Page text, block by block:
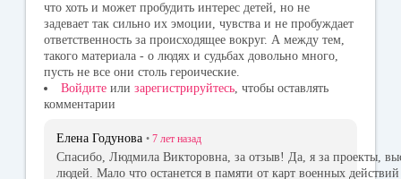
что хоть и может пробудить интерес детей, но не
задевает так сильно их эмоции, чувства и не пробуждает
ответственность за происходящее вокруг. А между тем,
такого материала - о людях и судьбах довольно много,
пусть не все они столь героические.
Войдите или зарегистрируйтесь, чтобы оставлять
комментарии
Елена Годунова • 7 лет назад
Спасибо, Людмила Викторовна, за отзыв! Да, я за проекты,
людей. Мало что останется в памяти от карт военных